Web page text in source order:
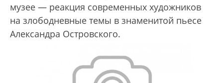
музее — реакция современных художников
на злободневные темы в знаменитой пьесе
Александра Островского.